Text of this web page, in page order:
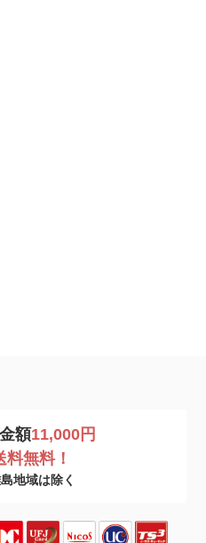
額11,000円
料無料！
地域は除く